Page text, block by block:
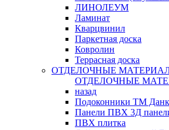
ЛИНОЛЕУМ
Ламинат
Кварцвинил
Паркетная доска
Ковролин
Террасная доска
ОТДЕЛОЧНЫЕ
ОТДЕЛОЧНЫЕ
назад
Подоконники ТМ
Панели ПВХ 3Д
ПВХ плитка